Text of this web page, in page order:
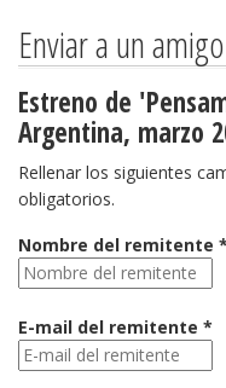
Enviar a un amigo
Estreno de
Argentina, marzo
Rellenar los siguientes
obligatorios.
Nombre del remitente *
E-mail del remitente *